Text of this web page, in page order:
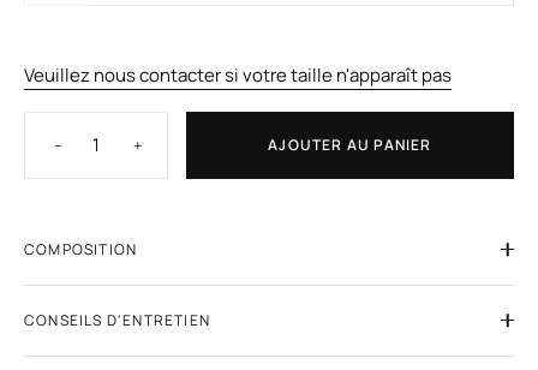
Veuillez nous contacter si votre taille n'apparaît pas
− + AJOUTER AU PANIER
COMPOSITION
CONSEILS D'ENTRETIEN